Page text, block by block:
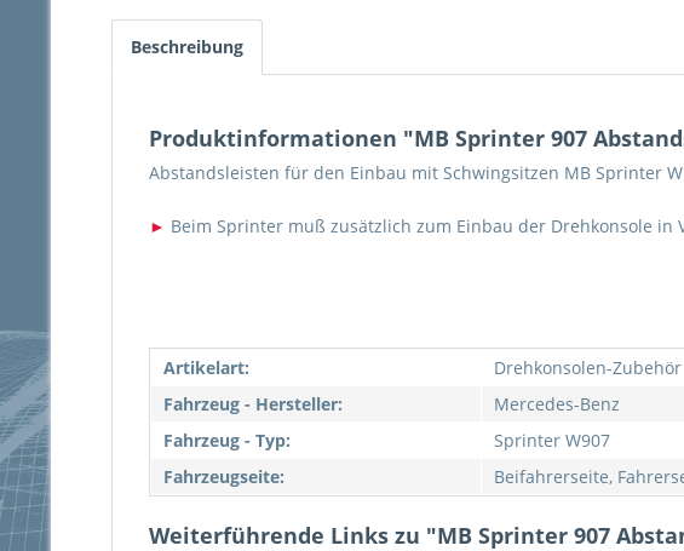
Beschreibung
Produktinformationen "MB Sprinter 907
Abstandsleisten für den Einbau mit Schwingsitzen MB Sprinter
► Beim Sprinter muß zusätzlich zum Einbau der Drehkonsole
Artikelart:
Drehkonsolen-Zubehör
Fahrzeug - Hersteller:
Mercedes-Benz
Fahrzeug - Typ:
Sprinter W907
Fahrzeugseite:
Beifahrerseite,
Weiterführende Links zu "MB Sprinter 907